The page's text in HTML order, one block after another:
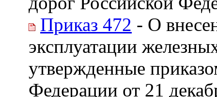
Приказ 472 - О
эксплуатации
утвержденные
Федерации от 21